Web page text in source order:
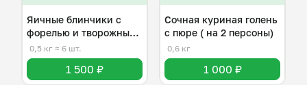
Яичные блинчики с
форелью и творожным
сыром
0,5 кг ≈ 6 шт.
1 500 ₽
Сочная куриная голень
с пюре ( на 2 персоны)
0,6 кг
1 000 ₽